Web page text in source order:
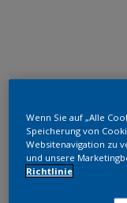
RAL 5013
NJB13I
Wenn Sie auf „Alle
Speicherung von
Websitenavigation zu
und unsere
Richtlinie